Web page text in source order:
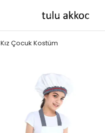
Kız Çocuk Kostüm